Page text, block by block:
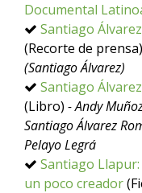
Documental
Santiago
(Recorte de prensa)
(Santiago Álvarez)
Santiago
(Libro) - Andy
Santiago Álvarez
Pelayo Legrá
Santiago
un poco creador